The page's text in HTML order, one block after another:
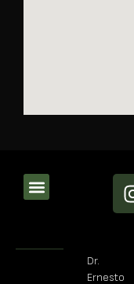
Dr.
Ernesto